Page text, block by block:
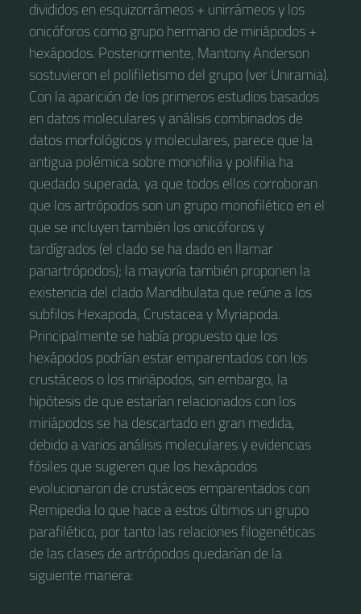
divididos en esquizorrámeos + unirrámeos y los
onicóforos como grupo hermano de miriápodos +
hexápodos. Posteriormente, Manton​ y Anderson​
sostuvieron el polifiletismo del grupo (ver Uniramia).
Con la aparición de los primeros estudios basados
en datos moleculares y análisis combinados de
datos morfológicos y moleculares, parece que la
antigua polémica sobre monofilia y polifilia ha
quedado superada, ya que todos ellos corroboran
que los artrópodos son un grupo monofilético en el
que se incluyen también los onicóforos y
tardígrados (el clado se ha dado en llamar
panartrópodos); la mayoría también proponen la
existencia del clado Mandibulata que reúne a los
subfilos Hexapoda, Crustacea y Myriapoda.
Principalmente se había propuesto que los
hexápodos podrían estar emparentados con los
crustáceos o los miriápodos,​ sin embargo, la
hipótesis de que estarían relacionados con los
miriápodos se ha descartado en gran medida,
debido a varios análisis moleculares y evidencias
fósiles que sugieren que los hexápodos
evolucionaron de crustáceos emparentados con
Remipedia lo que hace a estos últimos un grupo
parafilético, por tanto las relaciones filogenéticas
de las clases de artrópodos quedarían de la
siguiente manera:​​​​​